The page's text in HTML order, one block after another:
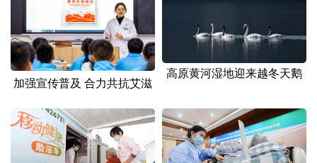
加强宣传普及 合力共抗艾滋
高原黄河湿地迎来越冬天鹅